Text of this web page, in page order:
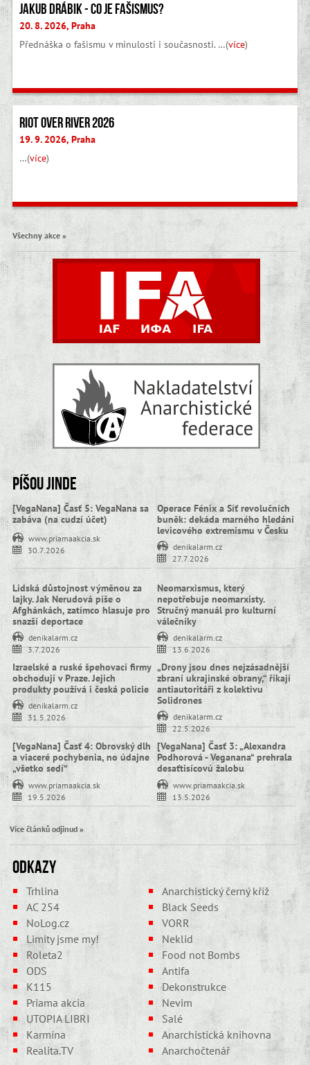
Jakub Drábik - Co je fašismus?
20. 8. 2026, Praha
Přednáška o fašismu v minulosti i současnosti. …(více)
Riot Over River 2026
19. 9. 2026, Praha
…(více)
Všechny akce »
Píšou jinde
[VegaNana] Časť 5: VegaNana sa
zabáva (na cudzí účet)
www.priamaakcia.sk
30.7.2026
Operace Fénix a Síť revolučních
buněk: dekáda marného hledání
levicového extremismu v Česku
denikalarm.cz
27.7.2026
Lidská důstojnost výměnou za
lajky. Jak Nerudová píše o
Afghánkách, zatímco hlasuje pro
snazší deportace
denikalarm.cz
3.7.2026
Neomarxismus, který
nepotřebuje neomarxisty.
Stručný manuál pro kulturní
válečníky
denikalarm.cz
13.6.2026
Izraelské a ruské špehovací firmy
obchodují v Praze. Jejich
produkty používá i česká policie
denikalarm.cz
31.5.2026
„Drony jsou dnes nejzásadnější
zbraní ukrajinské obrany,“ říkají
antiautoritáři z kolektivu
Solidrones
denikalarm.cz
22.5.2026
[VegaNana] Časť 4: Obrovský dlh
a viaceré pochybenia, no údajne
„všetko sedí“
www.priamaakcia.sk
19.5.2026
[VegaNana] Časť 3: „Alexandra
Podhorová - Veganana“ prehrala
desaťtisícovú žalobu
www.priamaakcia.sk
13.5.2026
Více článků odjinud »
Odkazy
Trhlina
Anarchistický černý kříž
AC 254
Black Seeds
NoLog.cz
VORR
Limity jsme my!
Neklid
Roleta2
Food not Bombs
ODS
Antifa
K115
Dekonstrukce
Priama akcia
Nevim
UTOPIA LIBRI
Salé
Karmína
Anarchistická knihovna
Realita.TV
Anarchočtenář